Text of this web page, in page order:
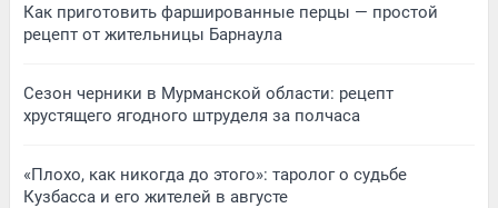
Как приготовить фаршированные перцы — простой
рецепт от жительницы Барнаула
Сезон черники в Мурманской области: рецепт
хрустящего ягодного штруделя за полчаса
«Плохо, как никогда до этого»: таролог о судьбе
Кузбасса и его жителей в августе